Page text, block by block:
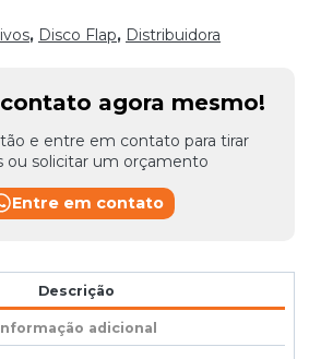
, Disco Flap, Distribuidora
agora mesmo!
e entre em contato para tirar
ou solicitar um orçamento
Entre em contato
Descrição
adicional